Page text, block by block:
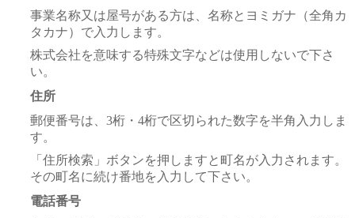
事業名称又は屋号がある方は、名称とヨミガナ（全角カ
タカナ）で入力します。
株式会社を意味する特殊文字などは使用しないで下さ
い。
住所
郵便番号は、3桁・4桁で区切られた数字を半角入力しま
す。
「住所検索」ボタンを押しますと町名が入力されます。
その町名に続け番地を入力して下さい。
電話番号